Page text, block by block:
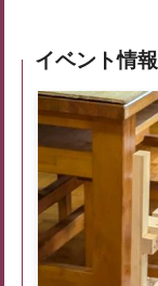
イベント情報